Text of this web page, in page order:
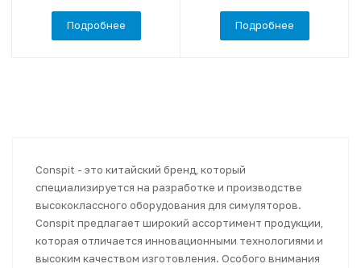
Подробнее Подробнее
Conspit - это китайский бренд, который
специализируется на разработке и производстве
высококлассного оборудования для симуляторов.
Conspit предлагает широкий ассортимент продукции,
которая отличается инновационными технологиями и
высоким качеством изготовления. Особого внимания